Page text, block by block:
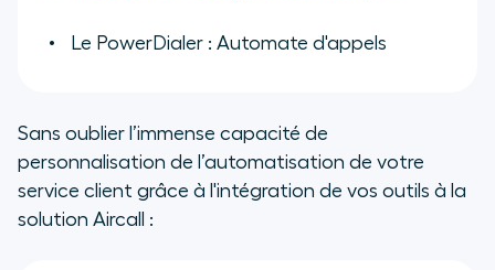
Le PowerDialer : Automate d'appels
Sans oublier l’immense capacité de
personnalisation de l’automatisation de votre
service client grâce à l'intégration de vos outils à la
solution Aircall :